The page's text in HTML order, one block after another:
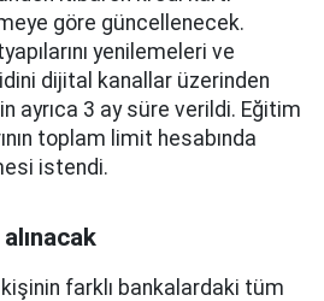
göre güncellenecek.
yenilemeleri ve
dijital kanallar üzerinden
ayrıca 3 ay süre verildi. Eğitim
toplam limit hesabında
istendi.
farklı bankalardaki tüm